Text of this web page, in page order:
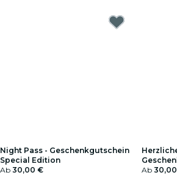
Night Pass - Geschenkgutschein
Special Edition
Ab 30,00 €
Edition
Ab